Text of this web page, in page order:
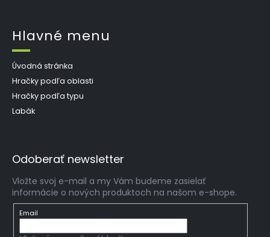
Hlavné menu
Úvodná stránka
Hračky podľa oblasti
Hračky podľa typu
Labák
Odoberať newsletter
Vložte svoj e-mail a my Vám budeme zasielať
informácie o nových produktoch na našom e-shope.
Email